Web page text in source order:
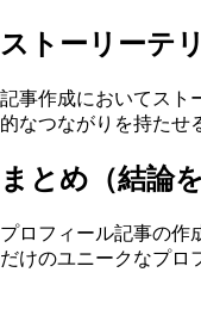
ストーリーテ
記事作成においてスト
的なつながりを持たせ
まとめ（結論
プロフィール記事の作
だけのユニークなプロ